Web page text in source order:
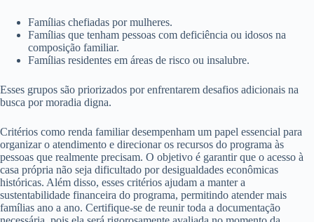
Famílias chefiadas por mulheres.
Famílias que tenham pessoas com deficiência ou idosos na
composição familiar.
Famílias residentes em áreas de risco ou insalubre.
Esses grupos são priorizados por enfrentarem desafios adicionais na
busca por moradia digna.
Critérios como renda familiar desempenham um papel essencial para
organizar o atendimento e direcionar os recursos do programa às
pessoas que realmente precisam. O objetivo é garantir que o acesso à
casa própria não seja dificultado por desigualdades econômicas
históricas. Além disso, esses critérios ajudam a manter a
sustentabilidade financeira do programa, permitindo atender mais
famílias ano a ano. Certifique-se de reunir toda a documentação